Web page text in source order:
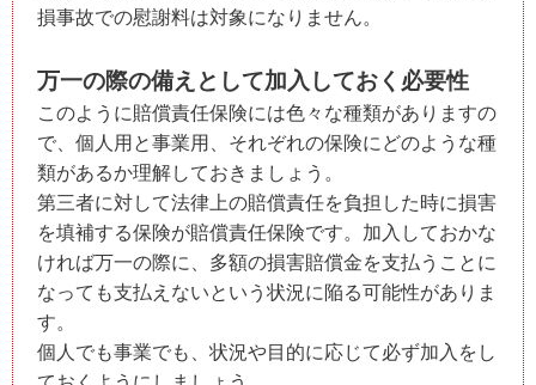
損事故での慰謝料は対象になりません。
万一の際の備えとして加入しておく必要性
このように賠償責任保険には色々な種類がありますの
で、個人用と事業用、それぞれの保険にどのような種
類があるか理解しておきましょう。
第三者に対して法律上の賠償責任を負担した時に損害
を填補する保険が賠償責任保険です。加入しておかな
ければ万一の際に、多額の損害賠償金を支払うことに
なっても支払えないという状況に陥る可能性がありま
す。
個人でも事業でも、状況や目的に応じて必ず加入をし